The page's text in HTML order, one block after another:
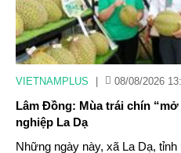
VIETNAMPLUS 08/08/2026
Lâm Đồng: Mùa trái chín
nghiệp La Dạ
Những ngày này, xã La Dạ,